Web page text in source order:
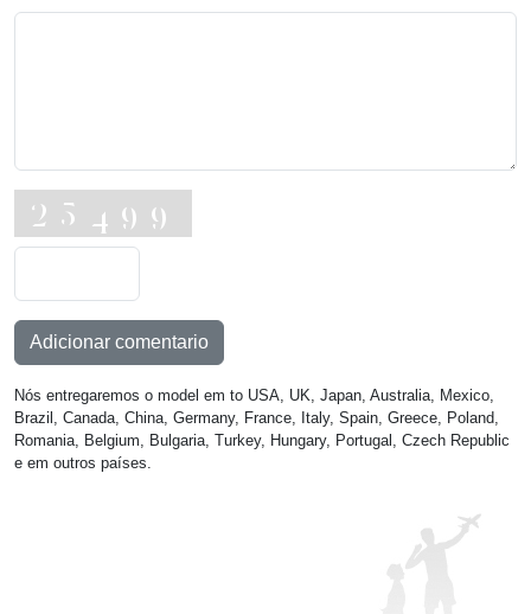
Adicionar comentario
Nós entregaremos o model em to USA, UK, Japan, Australia, Mexico,
Brazil, Canada, China, Germany, France, Italy, Spain, Greece, Poland,
Romania, Belgium, Bulgaria, Turkey, Hungary, Portugal, Czech Republic
e em outros países.